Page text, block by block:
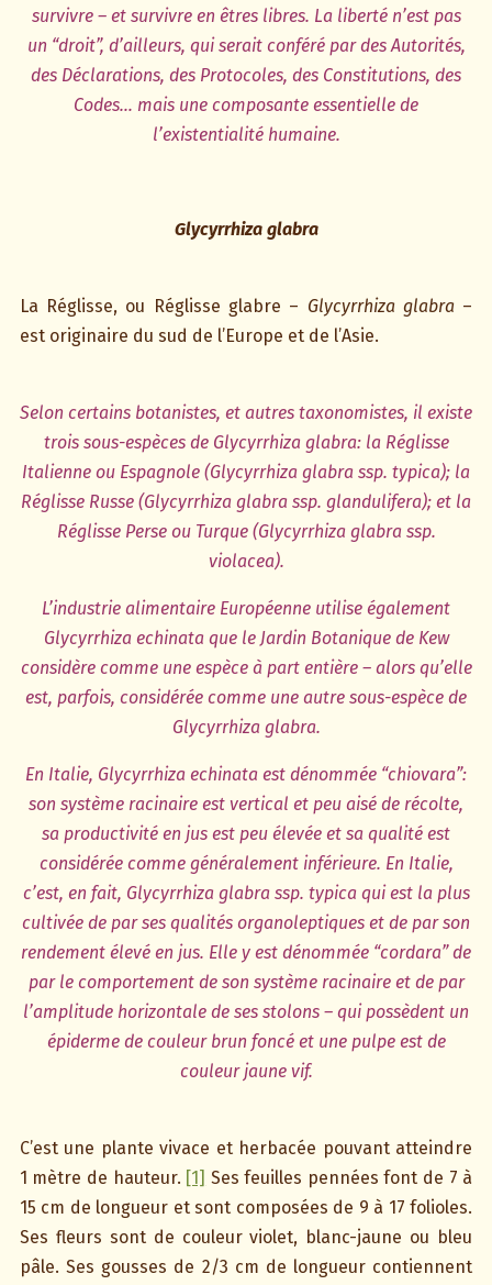
survivre – et survivre en êtres libres. La liberté n’est pas
un “droit”, d’ailleurs, qui serait conféré par des Autorités,
des Déclarations, des Protocoles, des Constitutions, des
Codes… mais une composante essentielle de
l’existentialité humaine.
Glycyrrhiza glabra
La Réglisse, ou Réglisse glabre – Glycyrrhiza glabra–
est originaire du sud de l’Europe et de l’Asie.
Selon certains botanistes, et autres taxonomistes, il existe
trois sous-espèces de Glycyrrhiza glabra: la Réglisse
Italienne ou Espagnole (Glycyrrhiza glabra ssp. typica); la
Réglisse Russe (Glycyrrhiza glabra ssp. glandulifera); et la
Réglisse Perse ou Turque (Glycyrrhiza glabra ssp.
violacea).
L’industrie alimentaire Européenne utilise également
Glycyrrhiza echinata que le Jardin Botanique de Kew
considère comme une espèce à part entière – alors qu’elle
est, parfois, considérée comme une autre sous-espèce de
Glycyrrhiza glabra.
En Italie, Glycyrrhiza echinata est dénommée “chiovara”:
son système racinaire est vertical et peu aisé de récolte,
sa productivité en jus est peu élevée et sa qualité est
considérée comme généralement inférieure. En Italie,
c’est, en fait, Glycyrrhiza glabra ssp. typica qui est la plus
cultivée de par ses qualités organoleptiques et de par son
rendement élevé en jus. Elle y est dénommée “cordara” de
par le comportement de son système racinaire et de par
l’amplitude horizontale de ses stolons – qui possèdent un
épiderme de couleur brun foncé et une pulpe est de
couleur jaune vif.
C’est une plante vivace et herbacée pouvant atteindre
1 mètre de hauteur. [1] Ses feuilles pennées font de 7 à
15 cm de longueur et sont composées de 9 à 17 folioles.
Ses fleurs sont de couleur violet, blanc-jaune ou bleu
pâle. Ses gousses de 2/3 cm de longueur contiennent